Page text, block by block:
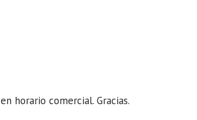
en horario comercial. Gracias.